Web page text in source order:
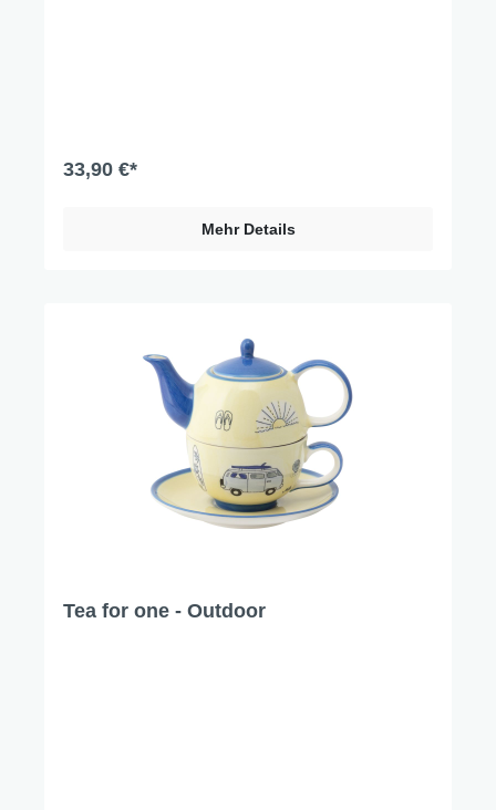
33,90 €*
Mehr Details
Tea for one - Outdoor